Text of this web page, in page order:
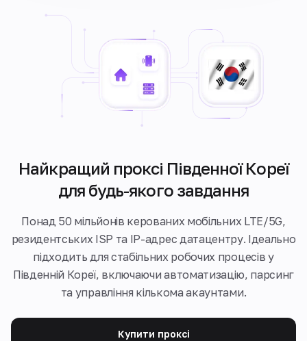
Найкращий проксі Південної Кореї
для будь-якого завдання
Понад 50 мільйонів керованих мобільних LTE/5G,
резидентських ISP та IP-адрес датацентру. Ідеально
підходить для стабільних робочих процесів у
Південній Кореї, включаючи автоматизацію, парсинг
та управління кількома акаунтами.
Купити проксі